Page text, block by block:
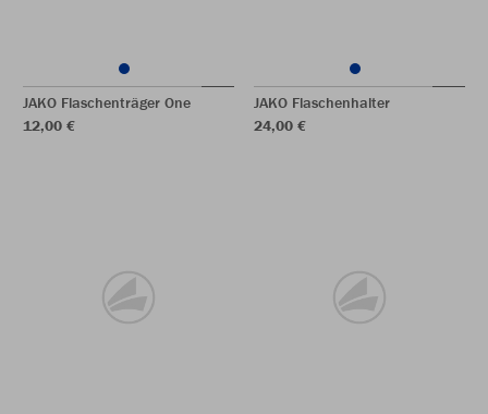
JAKO Flaschenträger One
12,00 €
JAKO Flaschenhalter
24,00 €